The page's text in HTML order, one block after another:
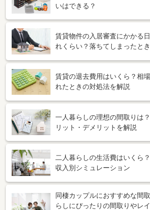
いはできる？
賃貸物件の入居審査にかかる
れくらい？落ちてしまったと
賃貸の退去費用はいくら？相
れたときの対処法を解説
一人暮らしの理想の間取りは
リット・デメリットを解説
二人暮らしの生活費はいくら
収入別シミュレーション
同棲カップルにおすすめな間
らしにぴったりの間取りやレ